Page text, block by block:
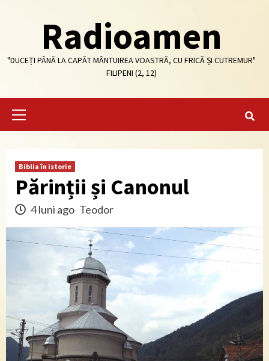
Radioamen
"DUCEȚI PÂNĂ LA CAPĂT MÂNTUIREA VOASTRĂ, CU FRICĂ ȘI CUTREMUR"
FILIPENI (2, 12)
Primary
Biblia în istorie
Părinții și Canonul
4 luni ago Teodor